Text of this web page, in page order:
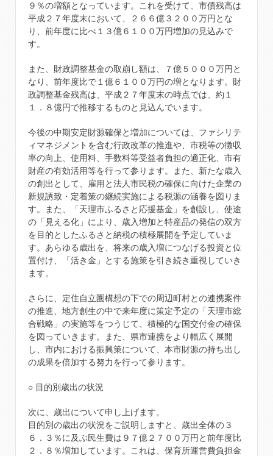
９％の増額となっています。これを受けて、市債残高は
平成２７年度末において、２６６億３２００万円とな
り、前年度に比べ１３億６１００万円増加の見込みで
す。
また、財政調整基金の取崩し額は、７億５０００万円と
なり、前年度比で１億６１００万円の増となります。財
政調整基金残高は、平成２７年度末の時点では、約１
１．８億円で推移するものと見込んでいます。
今後の中期安定財源確保と増加については、ファシリテ
ィマネジメントを含む行政改革の推進や、市税等の徴収
率の向上、使用料、手数料等受益者負担の適正化、市有
財産の有効活用等を行って参ります。また、新たな歳入
の創出として、雇用と法人市民税の確保に向けた企業の
新規誘致・定着策の継続実施による税源の涵養を図りま
す。また、「天理市ふるさと応援基金」を創設し、使途
の「見える化」により、歳入増加と特産品の発信の双方
を目的としたふるさと納税の積極展開を予定していま
す。あらゆる歳出を、将来の歳入増につなげる投資と位
置付け、「活き金」とする施策を引き続き重視していき
ます。
さらに、定住自立圏構想の下での周辺町村との連携案件
の推進、地方創生の中で来年度に策定予定の「天理市総
合戦略」の実施等をつうじて、積極的な国交付金の確保
を図っていきます。また、県市連携をより幅広く展開
し、市内における振興策について、本市財源の持ち出し
の成果を倍加する努力を行って参ります。
○ 目的別歳出の状況
次に、歳出について申し上げます。
目的別の歳出の状況をご説明しますと、歳出全体の３
６．３％に及ぶ民生費は９７億２７００万円と前年度比
２．８％増加しています。これは、保育所運営費負担金